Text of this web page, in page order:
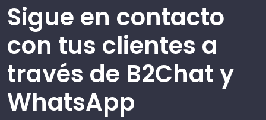
Sigue en contacto
con tus clientes a
través de B2Chat y
WhatsApp